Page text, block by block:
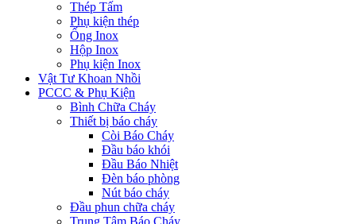
Thép Tấm
Phụ kiện thép
Ống Inox
Hộp Inox
Phụ kiện Inox
Vật Tư Khoan Nhồi
PCCC & Phụ Kiện
Bình Chữa Cháy
Thiết bị báo cháy
Còi Báo Cháy
Đầu báo khói
Đầu Báo Nhiệt
Đèn báo phòng
Nút báo cháy
Đầu phun chữa cháy
Trung Tâm Báo Cháy